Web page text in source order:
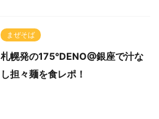
まぜそば
札幌発の175°DENO@銀座で汁な
し担々麺を食レポ！